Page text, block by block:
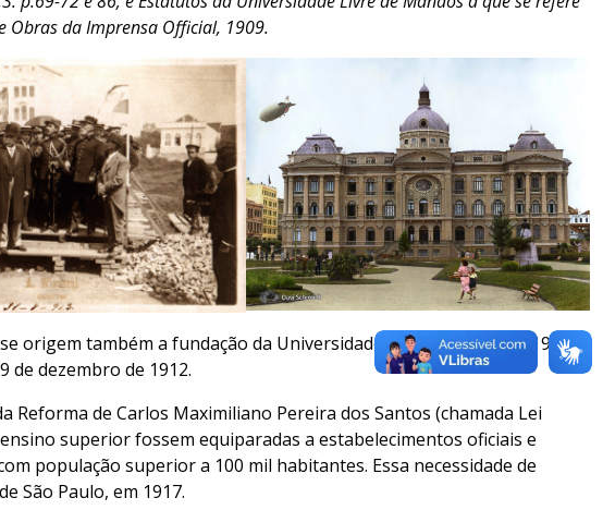
Obras da Imprensa Official, 1909.
origem também a fundação da Universidade de São Paulo, em 19 de
de dezembro de 1912.
Reforma de Carlos Maximiliano Pereira dos Santos (chamada Lei
superior fossem equiparadas a estabelecimentos oficiais e
população superior a 100 mil habitantes. Essa necessidade de
São Paulo, em 1917.